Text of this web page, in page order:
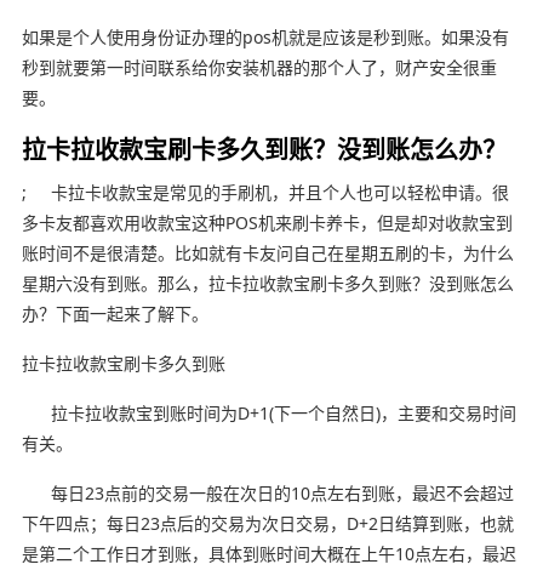
如果是个人使用身份证办理的pos机就是应该是秒到账。如果没有
秒到就要第一时间联系给你安装机器的那个人了，财产安全很重
要。
拉卡拉收款宝刷卡多久到账？没到账怎么办？
; 卡拉卡收款宝是常见的手刷机，并且个人也可以轻松申请。很
多卡友都喜欢用收款宝这种POS机来刷卡养卡，但是却对收款宝到
账时间不是很清楚。比如就有卡友问自己在星期五刷的卡，为什么
星期六没有到账。那么，拉卡拉收款宝刷卡多久到账？没到账怎么
办？下面一起来了解下。
拉卡拉收款宝刷卡多久到账
拉卡拉收款宝到账时间为D+1(下一个自然日)，主要和交易时间
有关。
每日23点前的交易一般在次日的10点左右到账，最迟不会超过
下午四点；每日23点后的交易为次日交易，D+2日结算到账，也就
是第二个工作日才到账，具体到账时间大概在上午10点左右，最迟